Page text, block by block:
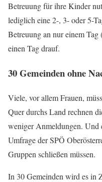
Betreuung für ihre Kinder
lediglich eine 2-, 3- oder 5-
Betreuung an nur einem
einen Tag drauf.
30 Gemeinden ohne
Viele, vor allem Frauen,
Quer durchs Land rechnen
weniger Anmeldungen. Und
Umfrage der SPÖ
Gruppen schließen müssen.
In 30 Gemeinden wird es in